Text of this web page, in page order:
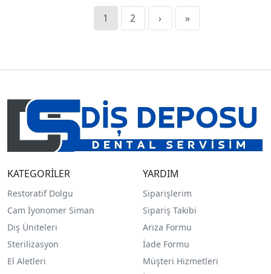
1 2 › »
KATEGORİLER
Restoratif Dolgu
Cam İyonomer Siman
Diş Üniteleri
Sterilizasyon
El Aletleri
YARDIM
Siparişlerim
Sipariş Takibi
Arıza Formu
İade Formu
Müşteri Hizmetleri